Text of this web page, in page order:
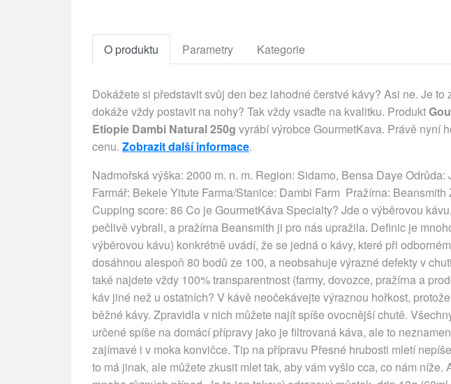
O produktu Parametry Kategorie
Dokážete si představit svůj den bez lahodné čerstvé kávy? Asi ne. Je to
dokáže vždy postavit na nohy? Tak vždy vsaďte na kvalitku. Produkt
Etiopie Dambi Natural 250g vyrábí výrobce GourmetKava. Právě nyní
cenu. Zobrazit další informace.
Nadmořská výška: 2000 m. n. m. Region: Sidamo, Bensa Daye Odrůda:
Farmář: Bekele Yitute Farma/Stanice: Dambi Farm Pražírna: Beansmith
Cupping score: 86 Co je GourmetKáva Specialty? Jde o výběrovou
pečlivě vybrali, a pražírna Beansmith ji pro nás upražila. Definic je
výběrovou kávu) konkrétně uvádí, že se jedná o kávy, které při
dosáhnou alespoň 80 bodů ze 100, a neobsahuje výrazné defekty v
také najdete vždy 100% transparentnost (farmy, dovozce, pražírna a
káv jiné než u ostatních? V kávě neočekávejte výraznou hořkost,
běžné kávy. Zpravidla v nich můžete najít spíše ovocnější chutě.
určené spíše na domácí přípravy jako je filtrovaná káva, ale to
zajímavé i v moka konvičce. Tip na přípravu Přesné hrubosti mletí
to má jinak, ale můžete zkusit mlet tak, aby vám vyšlo cca, co nám níže.